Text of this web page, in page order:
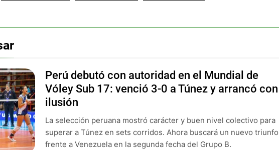
Perú debutó con autoridad en el Mundial de
Vóley Sub 17: venció 3-0 a Túnez y arrancó con
ilusión
La selección peruana mostró carácter y buen nivel colectivo para
superar a Túnez en sets corridos. Ahora buscará un nuevo triunfo
frente a Venezuela en la segunda fecha del Grupo B.